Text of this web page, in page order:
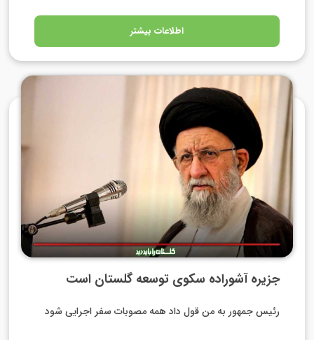
اطلاعات بیشتر
جزیره آشوراده سکوی توسعه گلستان است
رئیس جمهور به من قول داد همه مصوبات سفر اجرایی شود